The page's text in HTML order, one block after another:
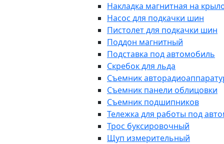
Накладка магнитная на
Насос для подкачки шин
Пистолет для подкачки шин
Поддон магнитный
Подставка под автомобиль
Скребок для льда
Съемник
Съемник панели облицовки
Съемник подшипников
Тележка для работы под
Трос буксировочный
Щуп измерительный